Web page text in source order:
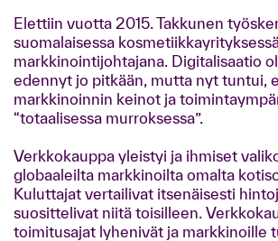
Elettiin vuotta 2015. Takkunen
suomalaisessa
markkinointijohtajana. Digitalisaatio
edennyt jo pitkään, mutta nyt tuntui,
markkinoinnin keinot ja
“totaalisessa murroksessa”.
Verkkokauppa yleistyi ja ihmiset
globaaleilta markkinoilta omalta
Kuluttajat vertailivat itsenäisesti
suosittelivat niitä toisilleen.
toimitusajat lyhenivät ja markkinoille